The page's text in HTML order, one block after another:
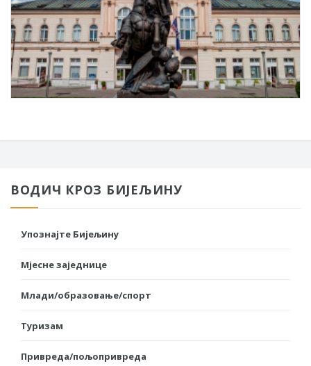
ВОДИЧ КРОЗ БИЈЕЉИНУ
Упознајте Бијељину
Мјесне заједнице
Млади/образовање/спорт
Туризам
Привреда/пољопривреда